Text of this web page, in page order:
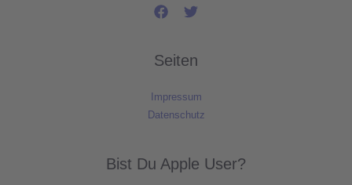
Seiten
Impressum
Datenschutz
Bist Du Apple User?